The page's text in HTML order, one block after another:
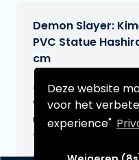
Deze website
voor het
experience"
Demon Slayer:
PVC Statue
cm
€17,95[Onder
Verwachtte
n.v.t.
Type: